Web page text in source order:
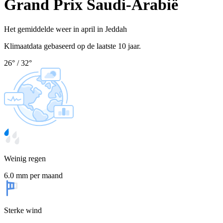
Grand Prix Saudi-Arabië
Het gemiddelde weer in april in Jeddah
Klimaatdata gebaseerd op de laatste 10 jaar.
26° /32°
Weinig regen
6.0 mm per maand
Sterke wind